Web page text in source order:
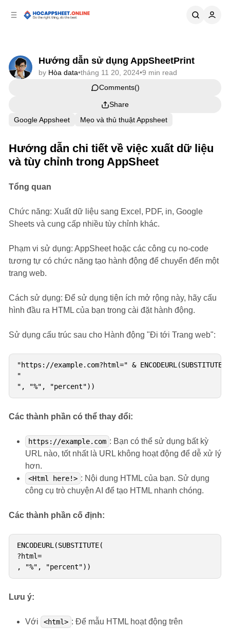
Hướng dẫn sử dụng AppSheetPrint
by Hòa data•tháng 11 20, 2024•9 min read
Comments
Share
Google Appsheet
Mẹo và thủ thuật Appsheet
Hướng dẫn chi tiết về việc xuất dữ liệu
và tùy chỉnh trong AppSheet
Tổng quan
Chức năng: Xuất dữ liệu sang Excel, PDF, in, Google
Sheets và cung cấp nhiều tùy chỉnh khác.
Phạm vi sử dụng: AppSheet hoặc các công cụ no-code
tương tự có chức năng tạo hành động để chuyển đến một
trang web.
Cách sử dụng: Để sử dụng tiện ích mở rộng này, hãy cấu
hình đầu ra HTML của bạn trong cài đặt hành động.
Sử dụng cấu trúc sau cho Hành động "Đi tới Trang web":
"https://example.com?html=" & ENCODEURL(SUBSTITUTE(
"
", "%", "percent"))
Các thành phần có thể thay đổi:
https://example.com : Bạn có thể sử dụng bất kỳ
URL nào, tốt nhất là URL không hoạt động để dễ xử lý
hơn.
<Html here!> : Nội dung HTML của bạn. Sử dụng
công cụ trò chuyện AI để tạo HTML nhanh chóng.
Các thành phần cố định:
ENCODEURL(SUBSTITUTE(
?html=
, "%", "percent"))
Lưu ý:
Với <html> : Để mẫu HTML hoạt động trên